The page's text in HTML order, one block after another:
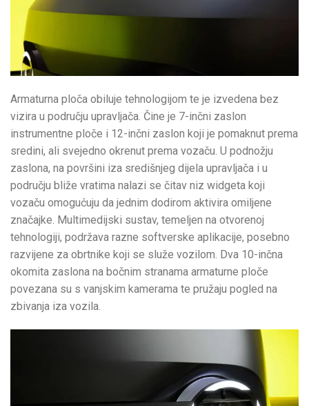
Armaturna ploča obiluje tehnologijom te je izvedena bez
vizira u području upravljača. Čine je 7-inčni zaslon
instrumentne ploče i 12-inčni zaslon koji je pomaknut prema
sredini, ali svejedno okrenut prema vozaču. U podnožju
zaslona, na površini iza središnjeg dijela upravljača i u
području bliže vratima nalazi se čitav niz widgeta koji
vozaču omogućuju da jednim dodirom aktivira omiljene
značajke. Multimedijski sustav, temeljen na otvorenoj
tehnologiji, podržava razne softverske aplikacije, posebno
razvijene za obrtnike koji se služe vozilom. Dva 10-inčna
okomita zaslona na bočnim stranama armaturne ploče
povezana su s vanjskim kamerama te pružaju pogled na
zbivanja iza vozila.